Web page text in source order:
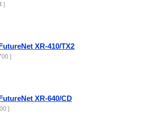
]
XR-410/TX2
]
XR-640/CD
]